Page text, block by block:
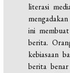
literasi
ini
berita.
kebiasaan
berita